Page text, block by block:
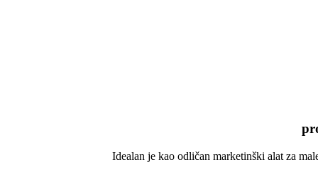
Idealan je kao odličan marketinški alat za